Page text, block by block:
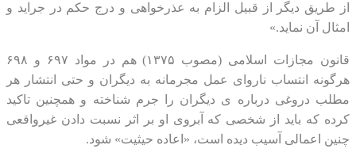
از طریق دیگر از قبیل الزام به عذرخواهی و درج حکم در جراید و
امثال آن نماید.»
قانون مجازات اسلامی (مصوب ۱۳۷۵) هم در مواد ۶۹۷ و ۶۹۸
هرگونه انتساب ناروای عمل مجرمانه به دیگران و حتی انتشار هر
مطلب دروغی درباره ی دیگران را جرم شناخته و همچنین تاکید
کرده که باید از شخصی که آبروی او بر اثر نسبت دادن غیرواقعی
چنین اعمالی آسیب دیده است، «اعاده حیثیت» شود.